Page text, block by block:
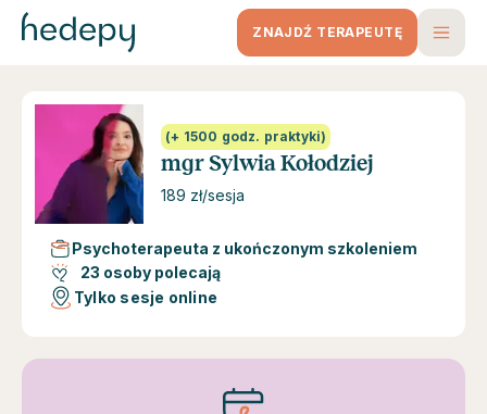
ZNAJDŹ TERAPEUTĘ
(+ 1500 godz. praktyki)
mgr Sylwia Kołodziej
189 zł/sesja
Psychoterapeuta z ukończonym szkoleniem
23 osoby polecają
Tylko sesje online